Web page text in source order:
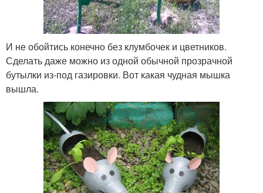
И не обойтись конечно без клумбочек и цветников.
Сделать даже можно из одной обычной прозрачной
бутылки из-под газировки. Вот какая чудная мышка
вышла.